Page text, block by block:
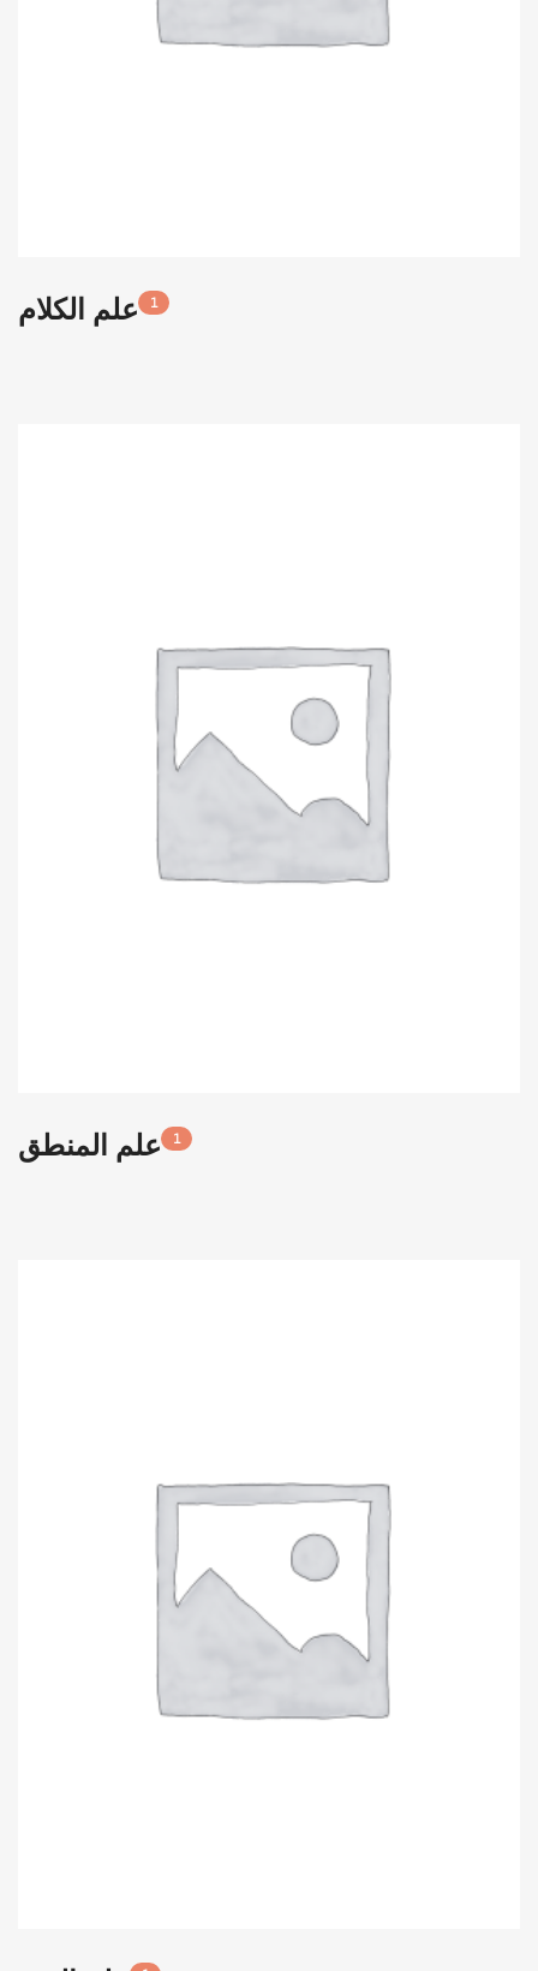
علم الكلام 1
علم المنطق 1